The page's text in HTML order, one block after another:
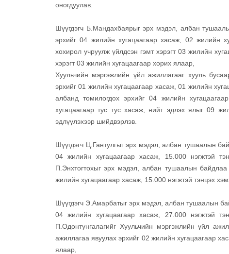
оногдуулав.
Шүүгдэгч Б.Мандахбаярыг эрх мэдэл, албан
эрхийг 04 жилийн хугацаагаар хасаж, 02 жилийн
хохирол учруулж үйлдсэн гэмт хэрэгт 03 жилийн
хэрэгт 03 жилийн хугацаагаар хорих ялаар,
Хуульчийн мэргэжлийн үйл ажиллагааг хууль
эрхийг 01 жилийн хугацаагаар хасаж, 01 жилийн
албанд томилогдох эрхийг 04 жилийн
хугацаагаар тус тус хасаж, нийт эдлэх ялыг 09
эдлүүлэхээр шийдвэрлэв.
Шүүгдэгч Ц.Гантулгыг эрх мэдэл, албан тушаалын
04 жилийн хугацаагаар хасаж, 15.000 нэгжтэй
П.Энхтогтохыг эрх мэдэл, албан тушаалын
жилийн хугацаагаар хасаж, 15.000 нэгжтэй тэнцэх
Шүүгдэгч Э.Амарбатыг эрх мэдэл, албан тушаалын
04 жилийн хугацаагаар хасаж, 27.000 нэгжтэй
П.Одонтунгалагийг Хуульчийн мэргэжлийн үйл
ажиллагаа явуулах эрхийг 02 жилийн хугацаагаар
ялаар,